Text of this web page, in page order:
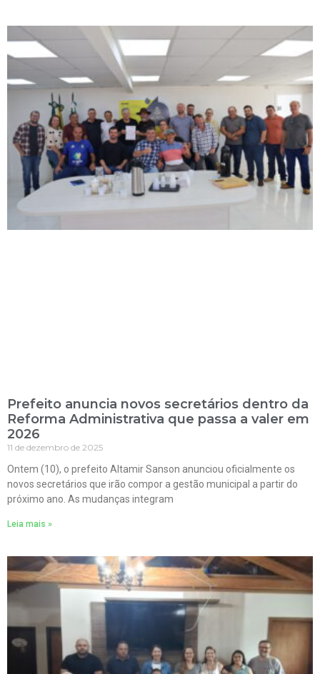
Prefeito anuncia novos secretários dentro da
Reforma Administrativa que passa a valer em
2026
11 de dezembro de 2025
Ontem (10), o prefeito Altamir Sanson anunciou oficialmente os
novos secretários que irão compor a gestão municipal a partir do
próximo ano. As mudanças integram
Leia mais »